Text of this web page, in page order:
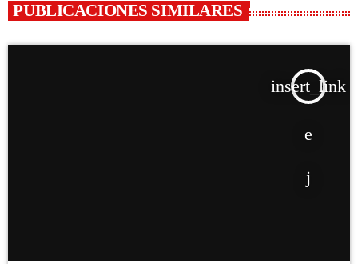
PUBLICACIONES SIMILARES
insert_link